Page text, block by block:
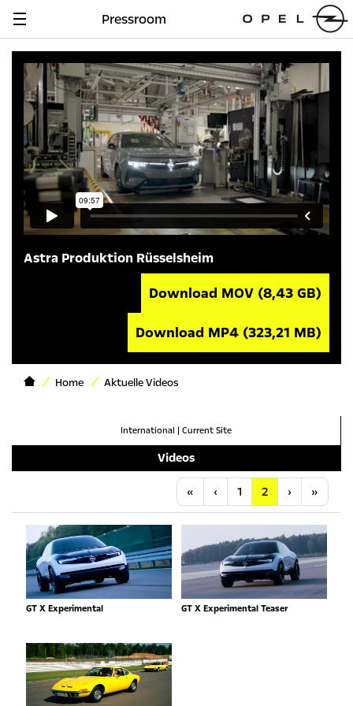
Navigation
Pressroom
Astra Produktion Rüsselsheim
Download MOV (8,43 GB)
Download MP4 (323,21 MB)
Home Aktuelle Videos
International | Current Site
Videos
« Anfang
‹ Vorherige
1 2 ›Nächste
»
GT X Experimental GT X Experimental Teaser